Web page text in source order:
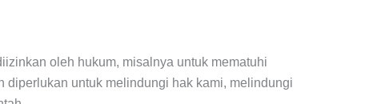
oleh hukum, misalnya untuk mematuhi
untuk melindungi hak kami, melindungi